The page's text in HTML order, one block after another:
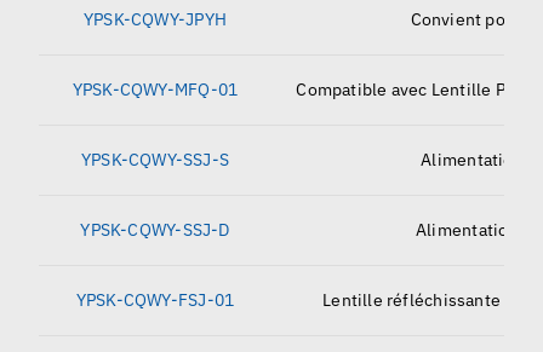
YPSK-CQWY-JPYH Convient pour
YPSK-CQWY-MFQ-01 Compatible avec Lentille
YPSK-CQWY-SSJ-S Alimentation
YPSK-CQWY-SSJ-D Alimentation
YPSK-CQWY-FSJ-01 Lentille réfléchissante